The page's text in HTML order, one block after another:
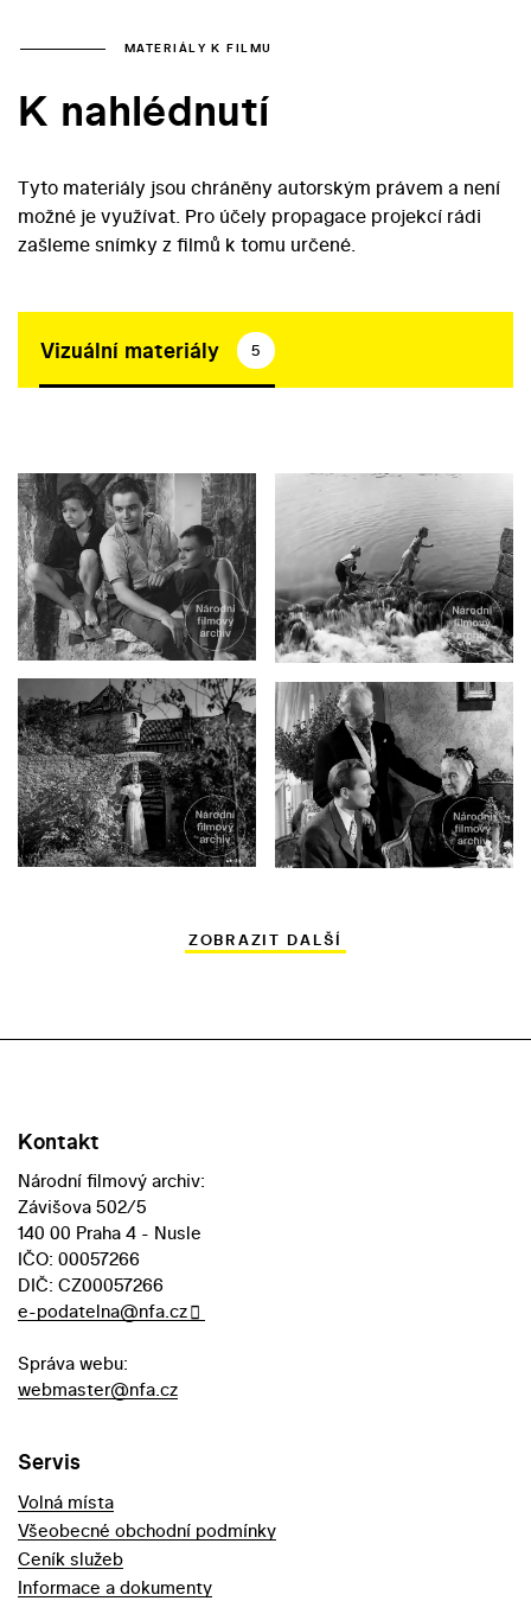
MATERIÁLY K FILMU
K nahlédnutí
Tyto materiály jsou chráněny autorským právem a není
možné je využívat. Pro účely propagace projekcí rádi
zašleme snímky z filmů k tomu určené.
Vizuální materiály 5
ZOBRAZIT DALŠÍ
Kontakt
Národní filmový archiv:
Závišova 502/5
140 00 Praha 4 - Nusle
IČO: 00057266
DIČ: CZ00057266
e-podatelna@nfa.cz
Správa webu:
webmaster@nfa.cz
Servis
Volná místa
Všeobecné obchodní podmínky
Ceník služeb
Informace a dokumenty